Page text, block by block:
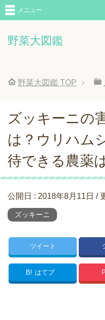
野菜大図鑑
メニュー
野菜大図鑑 TOP
ズッキーニの
は？ウリハム
待できる農薬
公開日 : 2018年8月11日 /
ズッキーニ
ツイート
B! はてブ